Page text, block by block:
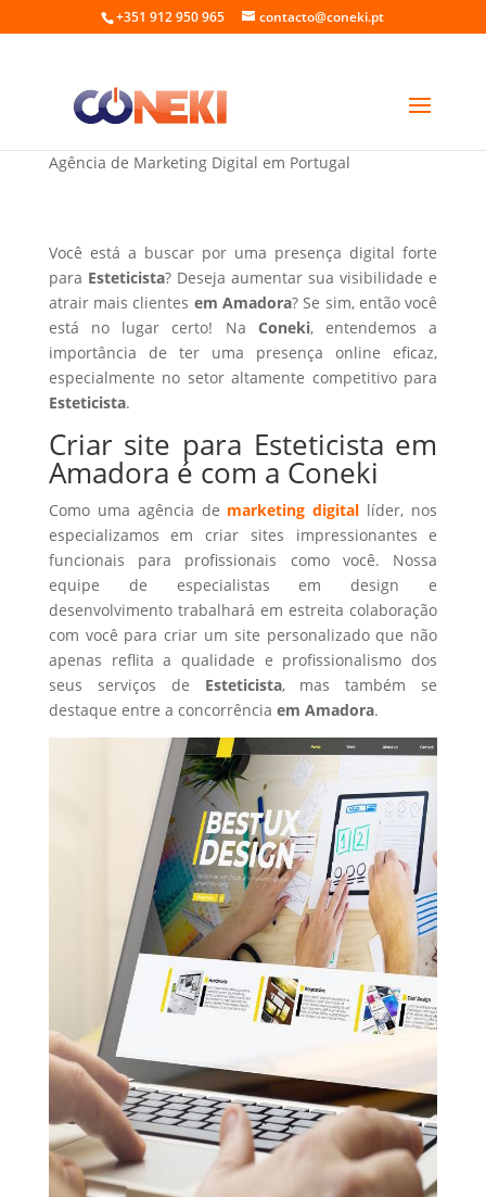
+351 912 950 965 contacto@coneki.pt
Criar site para Esteticista em Amadora
Agência de Marketing Digital em Portugal
Você está a buscar por uma presença digital forte
para Esteticista? Deseja aumentar sua visibilidade e
atrair mais clientes em Amadora? Se sim, então você
está no lugar certo! Na Coneki, entendemos a
importância de ter uma presença online eficaz,
especialmente no setor altamente competitivo para
Esteticista.
Criar site para Esteticista em
Amadora é com a Coneki
Como uma agência de marketing digital líder, nos
especializamos em criar sites impressionantes e
funcionais para profissionais como você. Nossa
equipe de especialistas em design e
desenvolvimento trabalhará em estreita colaboração
com você para criar um site personalizado que não
apenas reflita a qualidade e profissionalismo dos
seus serviços de Esteticista, mas também se
destaque entre a concorrência em Amadora.